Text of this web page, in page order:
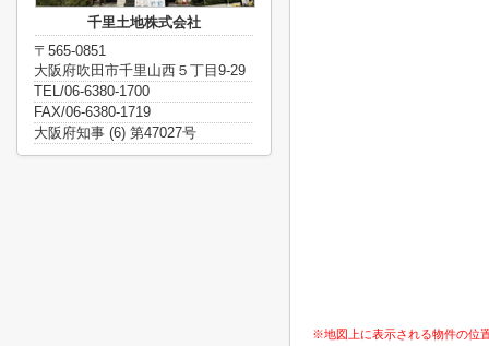
※地図上に表示される物件の位
千里土地株式会社
〒565-0851
大阪府吹田市千里山西５丁目9-29
TEL/06-6380-1700
FAX/06-6380-1719
大阪府知事 (6) 第47027号